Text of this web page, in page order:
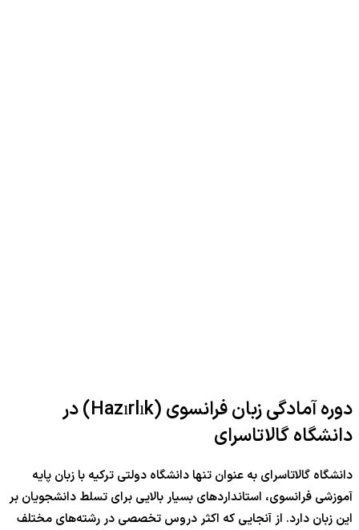
دوره آمادگی زبان فرانسوی (Hazırlık) در
دانشگاه گالاتاسرای
دانشگاه گالاتاسرای به عنوان تنها دانشگاه دولتی ترکیه با زبان پایه
آموزشی فرانسوی، استانداردهای بسیار بالایی برای تسلط دانشجویان بر
این زبان دارد. از آنجایی که اکثر دروس تخصصی در رشته‌های مختلف